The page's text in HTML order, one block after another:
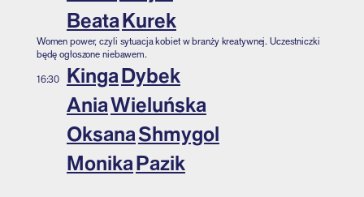
BeataKurek
Women power, czyli sytuacja kobiet w branży kreatywnej. Uczestniczki
będę ogłoszone niebawem.
16:30 KingaDybek
AniaWieluńska
OksanaShmygol
MonikaPazik